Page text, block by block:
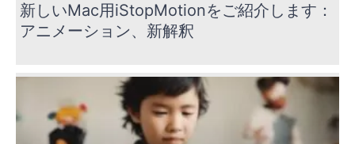
新しいMac用iStopMotionをご紹介します：
アニメーション、新解釈